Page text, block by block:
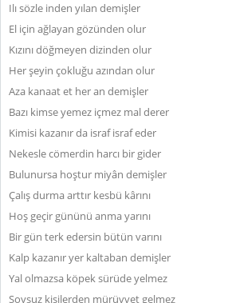
Ilı sözle inden yılan demişler
El için ağlayan gözünden olur
Kızını döğmeyen dizinden olur
Her şeyin çokluğu azından olur
Aza kanaat et her an demişler
Bazı kimse yemez içmez mal derer
Kimisi kazanır da israf israf eder
Nekesle cömerdin harcı bir gider
Bulunursa hoştur miyân demişler
Çalış durma arttır kesbü kârını
Hoş geçir gününü anma yarını
Bir gün terk edersin bütün varını
Kalp kazanır yer kaltaban demişler
Yal olmazsa köpek sürüde yelmez
Soysuz kişilerden mürüvvet gelmez